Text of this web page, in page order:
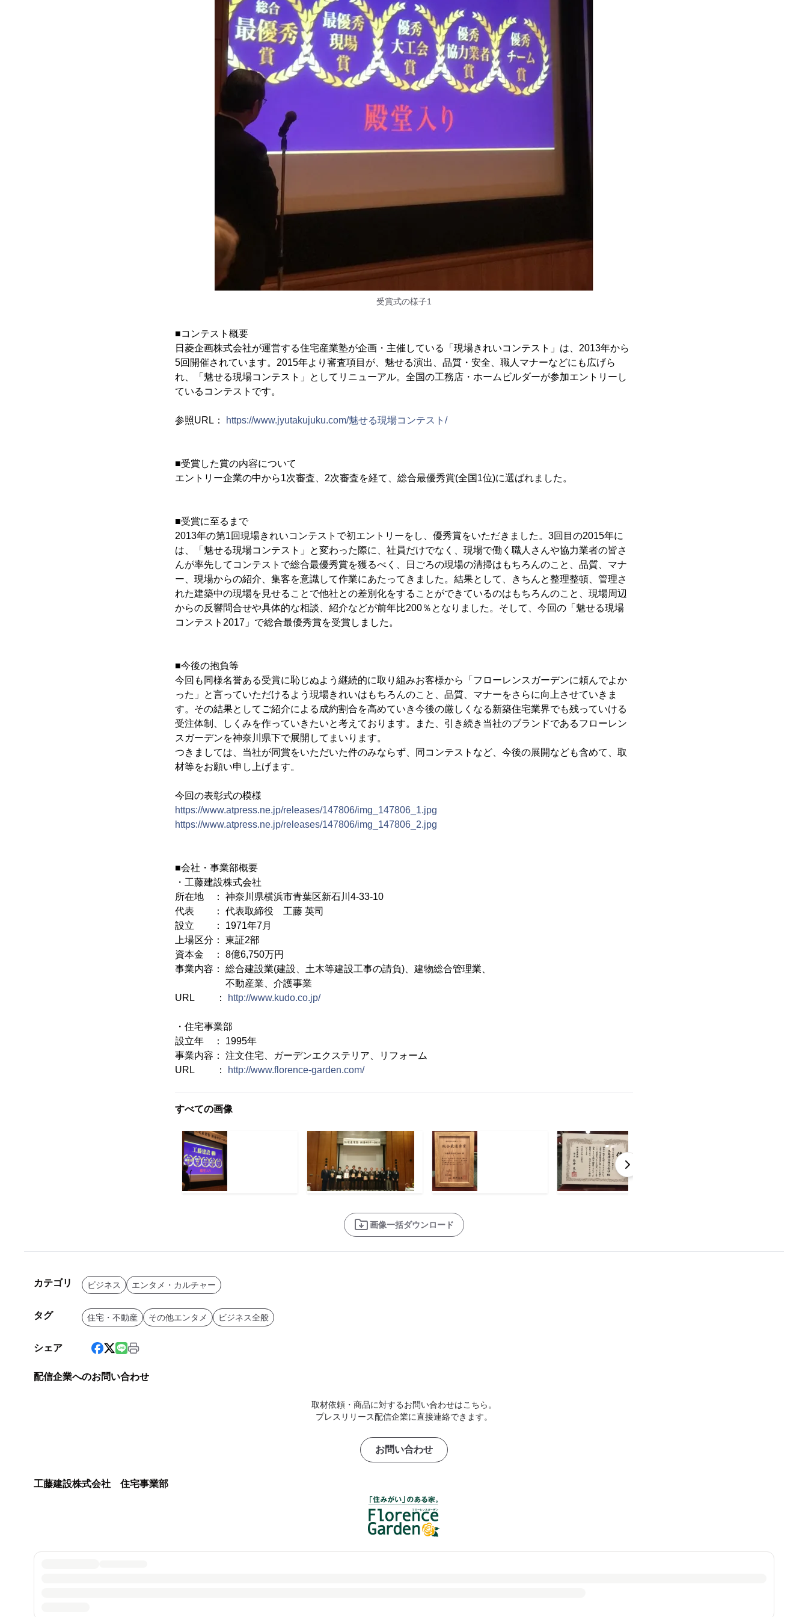
受賞式の様子1
■コンテスト概要
日菱企画株式会社が運営する住宅産業塾が企画・主催している「現場きれいコンテスト」は、2013年から
5回開催されています。2015年より審査項目が、魅せる演出、品質・安全、職人マナーなどにも広げら
れ、「魅せる現場コンテスト」としてリニューアル。全国の工務店・ホームビルダーが参加エントリーし
ているコンテストです。
参照URL： https://www.jyutakujuku.com/魅せる現場コンテスト/
■受賞した賞の内容について
エントリー企業の中から1次審査、2次審査を経て、総合最優秀賞(全国1位)に選ばれました。
■受賞に至るまで
2013年の第1回現場きれいコンテストで初エントリーをし、優秀賞をいただきました。3回目の2015年に
は、「魅せる現場コンテスト」と変わった際に、社員だけでなく、現場で働く職人さんや協力業者の皆さ
んが率先してコンテストで総合最優秀賞を獲るべく、日ごろの現場の清掃はもちろんのこと、品質、マナ
ー、現場からの紹介、集客を意識して作業にあたってきました。結果として、きちんと整理整頓、管理さ
れた建築中の現場を見せることで他社との差別化をすることができているのはもちろんのこと、現場周辺
からの反響問合せや具体的な相談、紹介などが前年比200％となりました。そして、今回の「魅せる現場
コンテスト2017」で総合最優秀賞を受賞しました。
■今後の抱負等
今回も同様名誉ある受賞に恥じぬよう継続的に取り組みお客様から「フローレンスガーデンに頼んでよか
った」と言っていただけるよう現場きれいはもちろんのこと、品質、マナーをさらに向上させていきま
す。その結果としてご紹介による成約割合を高めていき今後の厳しくなる新築住宅業界でも残っていける
受注体制、しくみを作っていきたいと考えております。また、引き続き当社のブランドであるフローレン
スガーデンを神奈川県下で展開してまいります。
つきましては、当社が同賞をいただいた件のみならず、同コンテストなど、今後の展開なども含めて、取
材等をお願い申し上げます。
今回の表彰式の模様
https://www.atpress.ne.jp/releases/147806/img_147806_1.jpg
https://www.atpress.ne.jp/releases/147806/img_147806_2.jpg
■会社・事業部概要
・工藤建設株式会社
所在地 ： 神奈川県横浜市青葉区新石川4-33-10
代表 ： 代表取締役 工藤 英司
設立 ： 1971年7月
上場区分： 東証2部
資本金 ： 8億6,750万円
事業内容： 総合建設業(建設、土木等建設工事の請負)、建物総合管理業、
不動産業、介護事業
URL ：
http://www.kudo.co.jp/
・住宅事業部
設立年 ： 1995年
事業内容： 注文住宅、ガーデンエクステリア、リフォーム
URL ：
http://www.florence-garden.com/
すべての画像
画像一括ダウンロード
カテゴリ ビジネス エンタメ・カルチャー
タグ 住宅・不動産 その他エンタメ ビジネス全般
シェア
配信企業へのお問い合わせ
取材依頼・商品に対するお問い合わせはこちら。
プレスリリース配信企業に直接連絡できます。
お問い合わせ
工藤建設株式会社 住宅事業部